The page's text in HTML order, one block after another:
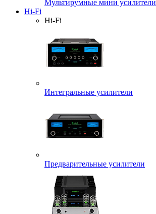
Мультирумные мини усилители
Hi-Fi
Hi-Fi
Интегральные усилители
Предварительные усилители